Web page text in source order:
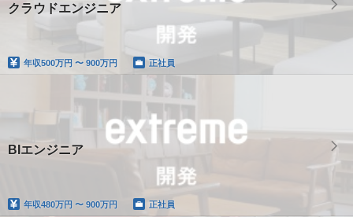
クラウドエンジニア
年収500万円 〜 900万円 正社員
BIエンジニア
年収480万円 〜 900万円 正社員